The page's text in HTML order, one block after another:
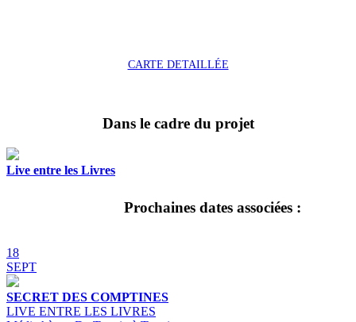
CARTE DETAILLÉE
Dans le cadre du projet
Live entre les Livres
Prochaines dates associées :
18
SEPT
SECRET DES COMPTINES
LIVE ENTRE LES LIVRES